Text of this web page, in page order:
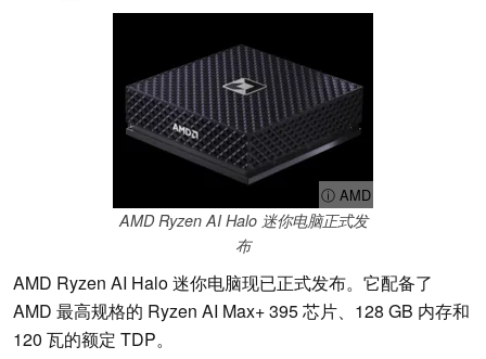
ⓘ AMD
AMD Ryzen AI Halo 迷你电脑正式发
布
AMD Ryzen AI Halo 迷你电脑现已正式发布。它配备了
AMD 最高规格的 Ryzen AI Max+ 395 芯片、128 GB 内存和
120 瓦的额定 TDP。